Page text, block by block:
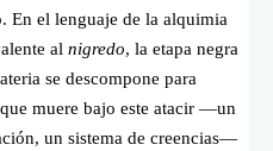
En el lenguaje de la alquimia
al nigredo, la etapa negra
se descompone para
muere bajo este atacir —un
un sistema de creencias—